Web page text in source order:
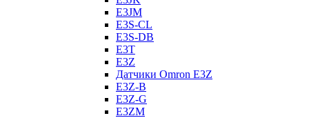
E3JM
E3S-CL
E3S-DB
E3T
E3Z
Датчики Omron E3Z
E3Z-B
E3Z-G
E3ZM